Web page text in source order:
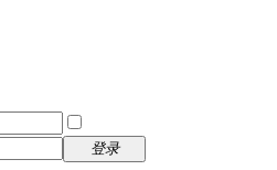
登录